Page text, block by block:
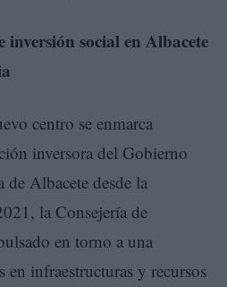
inversión social en Albacete
centro se enmarca
inversora del Gobierno
Albacete desde la
la Consejería de
en torno a una
en infraestructuras y recursos